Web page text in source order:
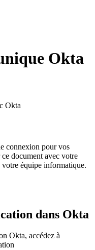
Okta
Okta
connexion pour vos
document avec votre
équipe informatique.
dans Okta
Okta, accédez à